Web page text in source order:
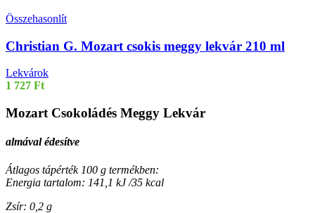
Összehasonlít
Christian G. Mozart csokis meggy lekvár 210 ml
Lekvárok
1 727 Ft
Mozart Csokoládés Meggy Lekvár
almával édesítve
Átlagos tápérték 100 g termékben:
Energia tartalom: 141,1 kJ /35 kcal
Zsír: 0,2 g